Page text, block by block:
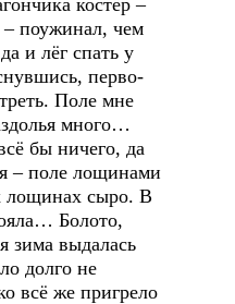
костёр –
поужинал, чем
и лёг спать у
перво-
Поле мне
много…
бы ничего, да
– поле лощинами
лощинах сыро. В
Болото,
зима выдалась
долго не
всё же пригрело